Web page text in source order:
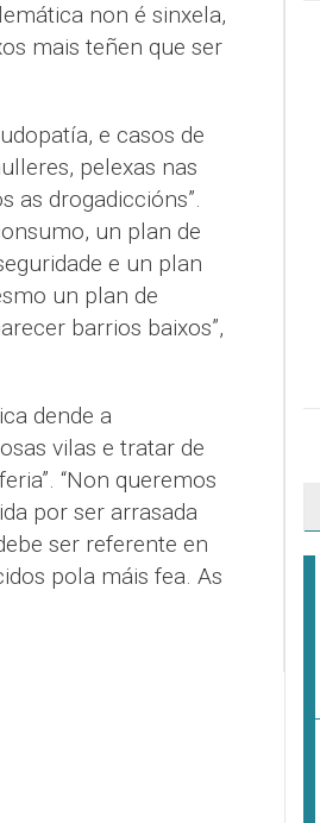
non é sinxela,
mais teñen que ser
e casos de
pelexas nas
as drogadiccións”.
un plan de
e un plan
un plan de
barrios baixos”,
dende a
vilas e tratar de
“Non queremos
por ser arrasada
ser referente en
pola máis fea. As